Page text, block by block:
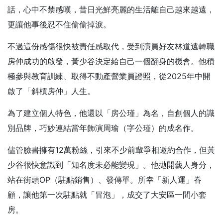
話，心中不禁感嘆，昔日光鮮亮麗的生活離自己越來越遠，
更讓他事後忍不住偷偷掉淚。
不過這份感傷很快被責任感取代，受到演員好友林道遠轉職
房仲成功的啟發，黃少谷決定給自己一個翻身的機會。他積
極參與教育訓練、取得不動產營業員證照，從2025年中開
啟了「斜槓房仲」人生。
為了建立個人特色，他還以「房公瑾」為名，自創個人的識
別品牌，巧妙連結當年飾演周瑜（字公瑾）的成名作。
儘管臉書擁有12萬粉絲，引來不少前輩爭相邀約合作，但黃
少谷很快意識到「知名度未必能變現」。他拋開藝人身分，
站在街頭OP（駐點銷售）、發傳單。所幸「新人運」眷
顧，讓他第一次駐點就「冒泡」，成交了大安區一間小套
房。